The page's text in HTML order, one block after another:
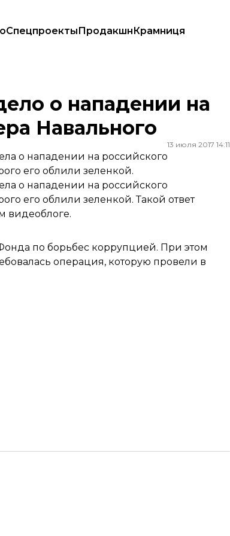
СпецпроектыПродакшнКрамниця
Навального
о нападении на
Навального
13 июля 2017 14:11
о нападении на российского
его облили зеленкой.
о нападении на российского
его облили зеленкой. Такой ответ
видеоблоге.
по борьбес коррупцией. При этом
операция, которую провели в